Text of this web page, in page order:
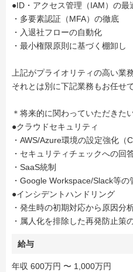
●ID・アクセス管理（IAM）の最
・多要素認証（MFA）の徹底
・入退社フローの自動化
・最小権限原則に基づく棚卸し
上記がプライオリティの高い業
それとは別に下記業務もお任せ
＊将来的に関わっていただきた
●クラウドセキュリティ
・AWS/Azure環境の設定強化（
・セキュリティチェックへの回
・SaaS統制
・Google Workspace/Slack等の
●インシデントハンドリング
・発生時の初期対応から原因分
・属人化を排除した再発防止策
給与
年収 600万円 〜 1,000万円